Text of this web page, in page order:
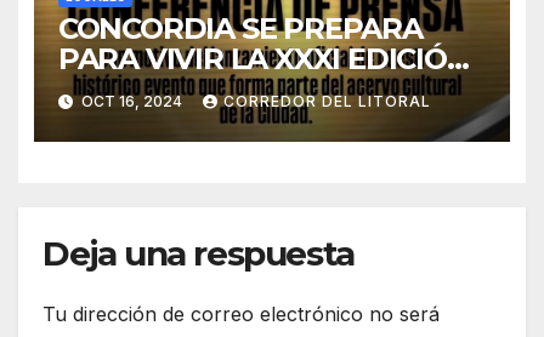
CONCORDIA SE PREPARA
PARA VIVIR LA XXXI EDICIÓN
DE LA FIESTA PROVINCIAL
DEL INMIGRANTE.
OCT 16, 2024 CORREDOR DEL LITORAL
Deja una respuesta
Tu dirección de correo electrónico no será